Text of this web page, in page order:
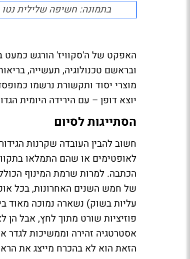
בתמונה: חשיפה שלילית
האפקט של ה'סקוויז' הורגש כמעט
ובראשם טכנולוגיה, תעשייה,
יוצא דופן – עם הירידה היומית
הסתייגות לסיום
חשוב להבין העובדה שקרנות
לאופטימים או שהם התמלאו
הכתבה. למרות שרמת המינוף
של חמש השנים האחרונות, בכל
עליות בשוק) נשארה נמוכה מאוד
פוזיציות שורט מתוך לחץ, אבל
אסטרטגיה זהירה וממשיכות
הזאת הוא לא בהכרח מייצג את